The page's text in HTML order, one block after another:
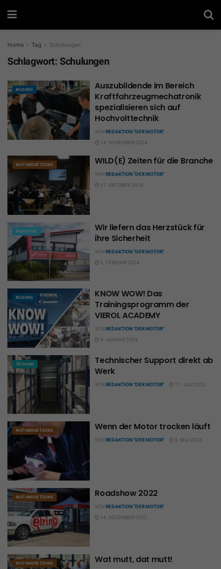
Home Tag Schulungen
Schlagwort: Schulungen
BILDUNG
Auszubildende im Bereich
Kraftfahrzeugmechatronik
spezialisieren sich auf
Hochvolttechnik
VON REDAKTION "DER MOTOR"
14. NOVEMBER 2024
INSTANDSETZUNG WILD(E) Zeiten für die Branche
VON REDAKTION "DER MOTOR"
31. OKTOBER 2024
INDUSTRIE
Wir liefern das Herzstück für
ihre Sicherheit
VON REDAKTION "DER MOTOR"
5. FEBRUAR 2024
BILDUNG
KNOW WOW! Das
Trainingsprogramm der
VIEROL ACADEMY
VON REDAKTION "DER MOTOR"
4. JANUAR 2024
TECHNIK
Technischer Support direkt ab
Werk
VON REDAKTION "DER MOTOR" 17. JULI 2023
INSTANDSETZUNG Wenn der Motor trocken läuft
VON REDAKTION "DER MOTOR" 5. MAI 2023
INSTANDSETZUNG Roadshow 2022
VON REDAKTION "DER MOTOR"
14. DEZEMBER 2022
INSTANDSETZUNG Wat mutt, dat mutt!